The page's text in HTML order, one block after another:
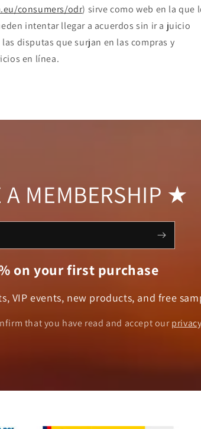
consumers/odr) sirve como web en la que
intentar llegar a acuerdos sin ir a juicio
disputas que surjan en las compras y
en línea.
MEMBERSHIP ★
on your first purchase
VIP events, new products, and free
that you have read and accept our